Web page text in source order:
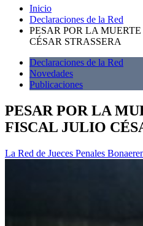
Inicio
Declaraciones de la Red
PESAR POR LA
CÉSAR STRASSERA
Declaraciones de la Red
Novedades
Publicaciones
PESAR POR LA
FISCAL JULIO
La Red de Jueces Penales